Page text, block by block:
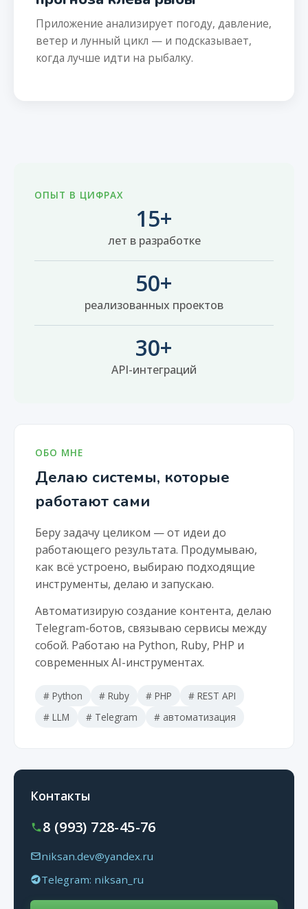
Приложение анализирует погоду, давление,
ветер и лунный цикл — и подсказывает,
когда лучше идти на рыбалку.
ОПЫТ В ЦИФРАХ
15+
лет в разработке
50+
реализованных проектов
30+
API-интеграций
ОБО МНЕ
Делаю системы, которые
работают сами
Беру задачу целиком — от идеи до
работающего результата. Продумываю,
как всё устроено, выбираю подходящие
инструменты, делаю и запускаю.
Автоматизирую создание контента, делаю
Telegram-ботов, связываю сервисы между
собой. Работаю на Python, Ruby, PHP и
современных AI-инструментах.
# Python # Ruby # PHP
# REST API
# LLM
# Telegram # автоматизация
Контакты
8 (993) 728-45-76
niksan.dev@yandex.ru
Telegram: niksan_ru